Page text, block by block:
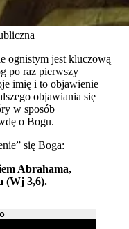
ognistym jest kluczową
po raz pierwszy
imię i to objawienie
objawiania się
w sposób
o Bogu.
się Boga:
Abrahama,
(Wj 3,6).